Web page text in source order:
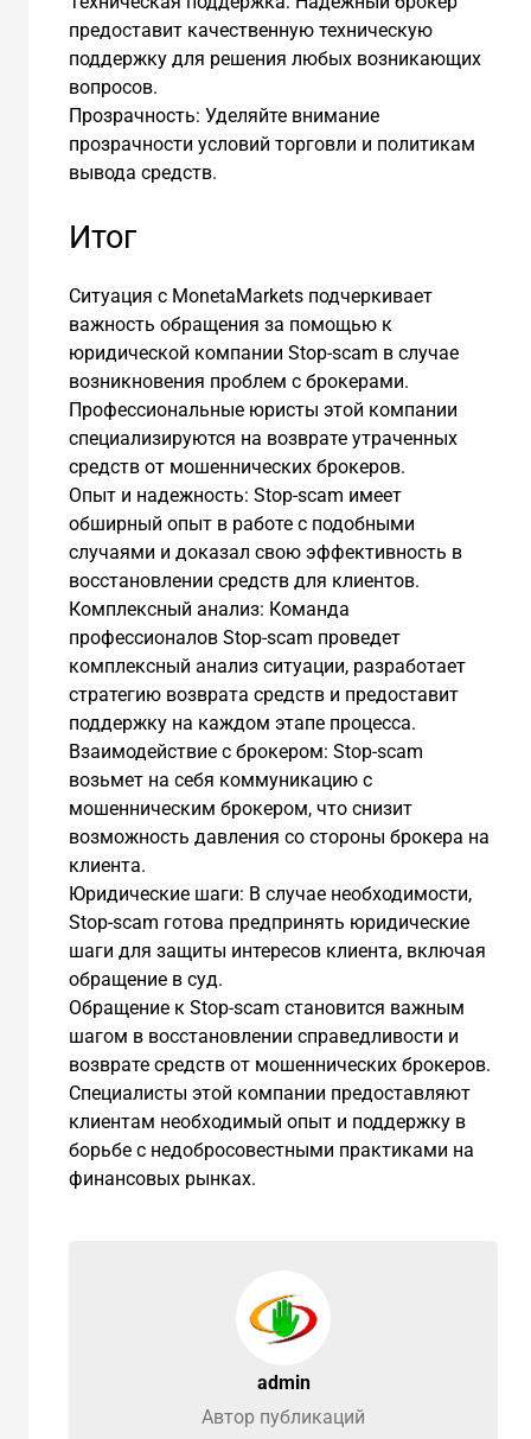
предоставит качественную техническую
поддержку для решения любых возникающих
вопросов.
Прозрачность: Уделяйте внимание
прозрачности условий торговли и политикам
вывода средств.
Итог
Ситуация с MonetaMarkets подчеркивает
важность обращения за помощью к
юридической компании Stop-scam в случае
возникновения проблем с брокерами.
Профессиональные юристы этой компании
специализируются на возврате утраченных
средств от мошеннических брокеров.
Опыт и надежность: Stop-scam имеет
обширный опыт в работе с подобными
случаями и доказал свою эффективность в
восстановлении средств для клиентов.
Комплексный анализ: Команда
профессионалов Stop-scam проведет
комплексный анализ ситуации, разработает
стратегию возврата средств и предоставит
поддержку на каждом этапе процесса.
Взаимодействие с брокером: Stop-scam
возьмет на себя коммуникацию с
мошенническим брокером, что снизит
возможность давления со стороны брокера на
клиента.
Юридические шаги: В случае необходимости,
Stop-scam готова предпринять юридические
шаги для защиты интересов клиента, включая
обращение в суд.
Обращение к Stop-scam становится важным
шагом в восстановлении справедливости и
возврате средств от мошеннических брокеров.
Специалисты этой компании предоставляют
клиентам необходимый опыт и поддержку в
борьбе с недобросовестными практиками на
финансовых рынках.
admin
Автор публикаций